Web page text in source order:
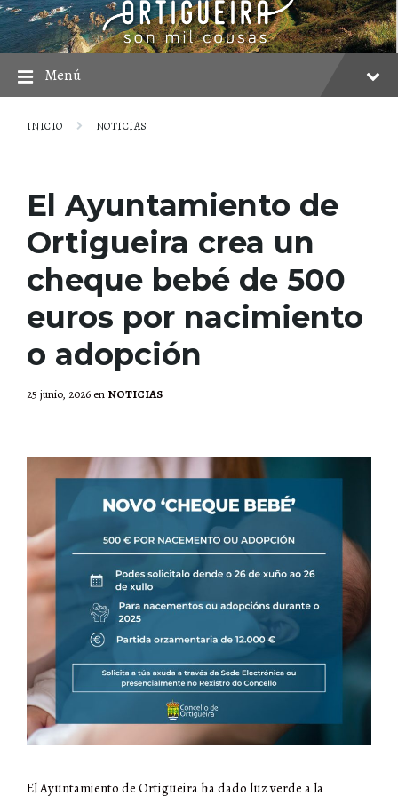
saltar
al
contenido
Saltar
a
la
navegación
principal
Saltar
al
pie
Menú
INICIO NOTICIAS
El Ayuntamiento de
Ortigueira crea un
cheque bebé de 500
euros por nacimiento
o adopción
25 junio, 2026 en NOTICIAS
El Ayuntamiento de Ortigueira ha dado luz verde a la